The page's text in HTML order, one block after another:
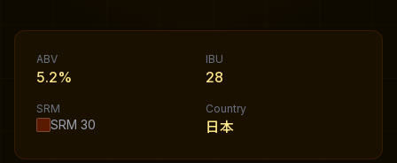
ABV
5.2%
IBU
28
SRM
SRM 30
Country
日本